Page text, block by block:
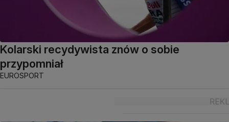
Kolarski recydywista znów o sobie
przypomniał
EUROSPORT